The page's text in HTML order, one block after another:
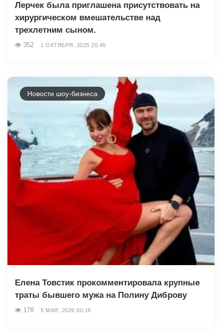
Лерчек была приглашена присутствовать на
хирургическом вмешательстве над
трехлетним сыном.
352 1 ОКТЯБРЯ, 2025 20:45
Новости шоу-бизнеса
Елена Товстик прокомментировала крупные
траты бывшего мужа на Полину Диброву
178 5 МАЯ, 2026 00:16